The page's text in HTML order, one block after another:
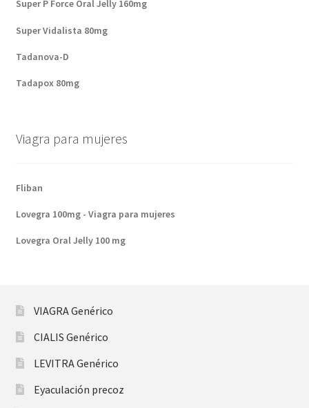
Super P Force Oral Jelly 160mg
Super Vidalista 80mg
Tadanova-D
Tadapox 80mg
Viagra para mujeres
Fliban
Lovegra 100mg - Viagra para mujeres
Lovegra Oral Jelly 100 mg
VIAGRA Genérico
CIALIS Genérico
LEVITRA Genérico
Eyaculación precoz